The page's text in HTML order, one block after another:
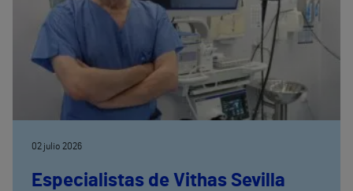
02 julio 2026
Especialistas de Vithas Sevilla